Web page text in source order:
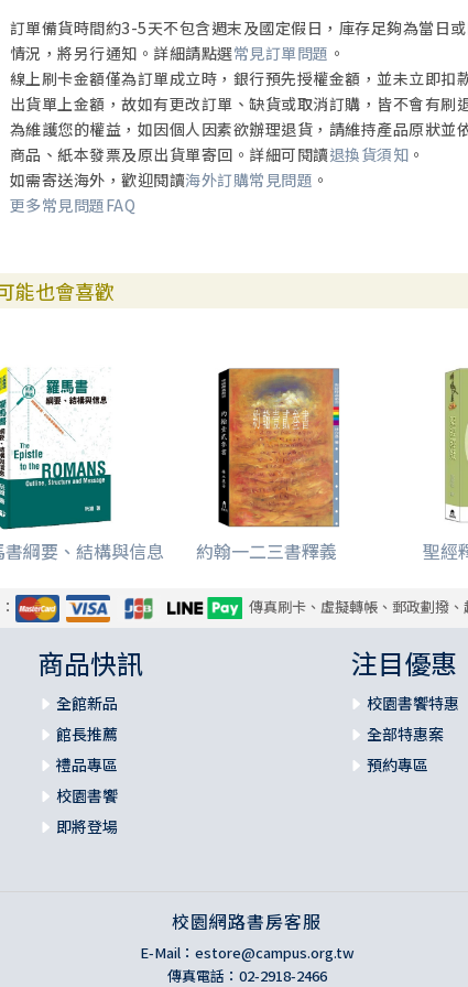
信心的果效
信心與行為
、論罪惡（一18-三20）
、外邦人的罪
同性戀的罪
不義的罪
、猶太人的罪
神對猶太人的審判
屬肉的猶太人不是真猶太人
割禮的意義與預表
猶太人的優越不致改變神的公義
、全人類的罪
猶太人和外邦人都有罪
訂單備貨時間約3-5天不包含週末及國定假日，庫存足夠為當日
情況，將另行通知。詳細請點選常見訂單問題 。
線上刷卡金額僅為訂單成立時，銀行預先授權金額，並未立即
出貨單上金額，故如有更改訂單、缺貨或取消訂購，皆不會有刷
為維護您的權益，如因個人因素欲辦理退貨，請維持產品原狀
商品、紙本發票及原出貨單寄回。詳細可閱讀退換貨須知 。
如需寄送海外，歡迎閱讀海外訂購常見問題 。
更多常見問題FAQ
能也會喜歡
書綱要、結構與信息 約翰一二三書釋義 聖經
傳真刷卡、虛擬轉帳、郵政劃撥
商品快訊
全館新品
館長推薦
禮品專區
校園書饗
即將登場
注目優惠
校園書饗特惠
全部特惠案
預約專區
校園網路書房客服
E-Mail： estore@campus.org.tw
傳真電話：02-2918-2466